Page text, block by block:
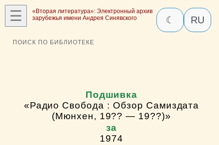
☰
«Вторая литература»: Электронный архив
зарубежья имени Андрея Синявского
☾ RU
ПОИСК ПО БИБЛИОТЕКЕ
Подшивка
«Радио Свобода : Обзор Самиздата
(Мюнхен, 19?? — 19??)»
за
1974